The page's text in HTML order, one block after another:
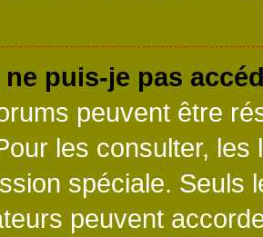
puis-je pas
peuvent être
les consulter,
spéciale. Seuls
peuvent